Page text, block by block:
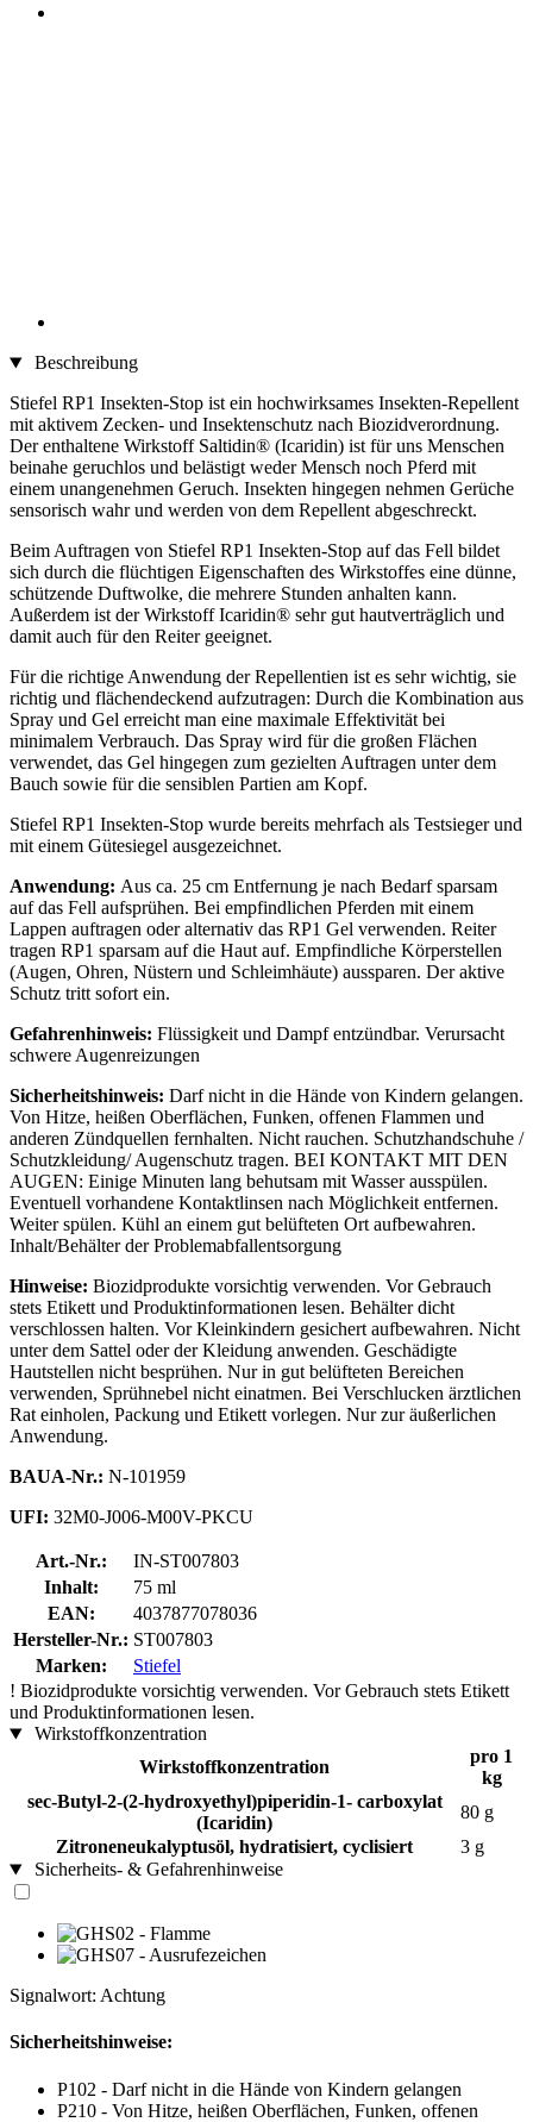
Beschreibung
Stiefel RP1 Insekten-Stop ist ein hochwirksames Insekten-Repellent
mit aktivem Zecken- und Insektenschutz nach Biozidverordnung.
Der enthaltene Wirkstoff Saltidin® (Icaridin) ist für uns Menschen
beinahe geruchlos und belästigt weder Mensch noch Pferd mit
einem unangenehmen Geruch. Insekten hingegen nehmen Gerüche
sensorisch wahr und werden von dem Repellent abgeschreckt.
Beim Auftragen von Stiefel RP1 Insekten-Stop auf das Fell bildet
sich durch die flüchtigen Eigenschaften des Wirkstoffes eine dünne,
schützende Duftwolke, die mehrere Stunden anhalten kann.
Außerdem ist der Wirkstoff Icaridin® sehr gut hautverträglich und
damit auch für den Reiter geeignet.
Für die richtige Anwendung der Repellentien ist es sehr wichtig, sie
richtig und flächendeckend aufzutragen: Durch die Kombination aus
Spray und Gel erreicht man eine maximale Effektivität bei
minimalem Verbrauch. Das Spray wird für die großen Flächen
verwendet, das Gel hingegen zum gezielten Auftragen unter dem
Bauch sowie für die sensiblen Partien am Kopf.
Stiefel RP1 Insekten-Stop wurde bereits mehrfach als Testsieger und
mit einem Gütesiegel ausgezeichnet.
Anwendung: Aus ca. 25 cm Entfernung je nach Bedarf sparsam
auf das Fell aufsprühen. Bei empfindlichen Pferden mit einem
Lappen auftragen oder alternativ das RP1 Gel verwenden. Reiter
tragen RP1 sparsam auf die Haut auf. Empfindliche Körperstellen
(Augen, Ohren, Nüstern und Schleimhäute) aussparen. Der aktive
Schutz tritt sofort ein.
Gefahrenhinweis: Flüssigkeit und Dampf entzündbar. Verursacht
schwere Augenreizungen
Sicherheitshinweis: Darf nicht in die Hände von Kindern gelangen.
Von Hitze, heißen Oberflächen, Funken, offenen Flammen und
anderen Zündquellen fernhalten. Nicht rauchen. Schutzhandschuhe /
Schutzkleidung/ Augenschutz tragen. BEI KONTAKT MIT DEN
AUGEN: Einige Minuten lang behutsam mit Wasser ausspülen.
Eventuell vorhandene Kontaktlinsen nach Möglichkeit entfernen.
Weiter spülen. Kühl an einem gut belüfteten Ort aufbewahren.
Inhalt/Behälter der Problemabfallentsorgung
Hinweise: Biozidprodukte vorsichtig verwenden. Vor Gebrauch
stets Etikett und Produktinformationen lesen. Behälter dicht
verschlossen halten. Vor Kleinkindern gesichert aufbewahren. Nicht
unter dem Sattel oder der Kleidung anwenden. Geschädigte
Hautstellen nicht besprühen. Nur in gut belüfteten Bereichen
verwenden, Sprühnebel nicht einatmen. Bei Verschlucken ärztlichen
Rat einholen, Packung und Etikett vorlegen. Nur zur äußerlichen
Anwendung.
BAUA-Nr.: N-101959
UFI: 32M0-J006-M00V-PKCU
Art.-Nr.:
IN-ST007803
Inhalt:
75 ml
EAN:
4037877078036
Hersteller-Nr.: ST007803
Marken:
Stiefel
! Biozidprodukte vorsichtig verwenden. Vor Gebrauch stets Etikett
und Produktinformationen lesen.
Wirkstoffkonzentration
Wirkstoffkonzentration
pro 1
kg
sec-Butyl-2-(2-hydroxyethyl)piperidin-1- carboxylat
(Icaridin)
80 g
Zitroneneukalyptusöl, hydratisiert, cyclisiert
3 g
Sicherheits- & Gefahrenhinweise
Signalwort: Achtung
Sicherheitshinweise:
P102 - Darf nicht in die Hände von Kindern gelangen
P210 - Von Hitze, heißen Oberflächen, Funken, offenen